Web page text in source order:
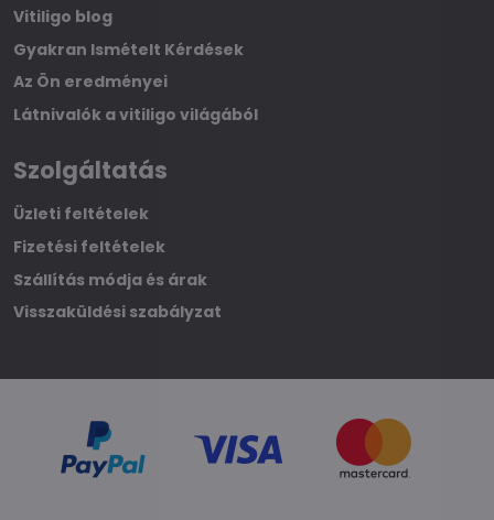
Vitiligo blog
Gyakran Ismételt Kérdések
Az Ön eredményei
Látnivalók a vitiligo világából
Szolgáltatás
Üzleti feltételek
Fizetési feltételek
Szállítás módja és árak
Visszaküldési szabályzat